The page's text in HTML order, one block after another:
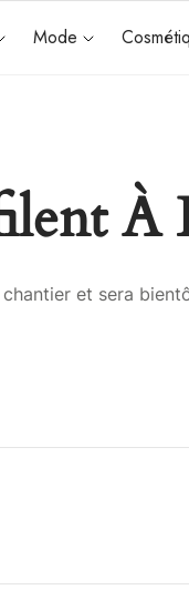
Mode
À
et sera